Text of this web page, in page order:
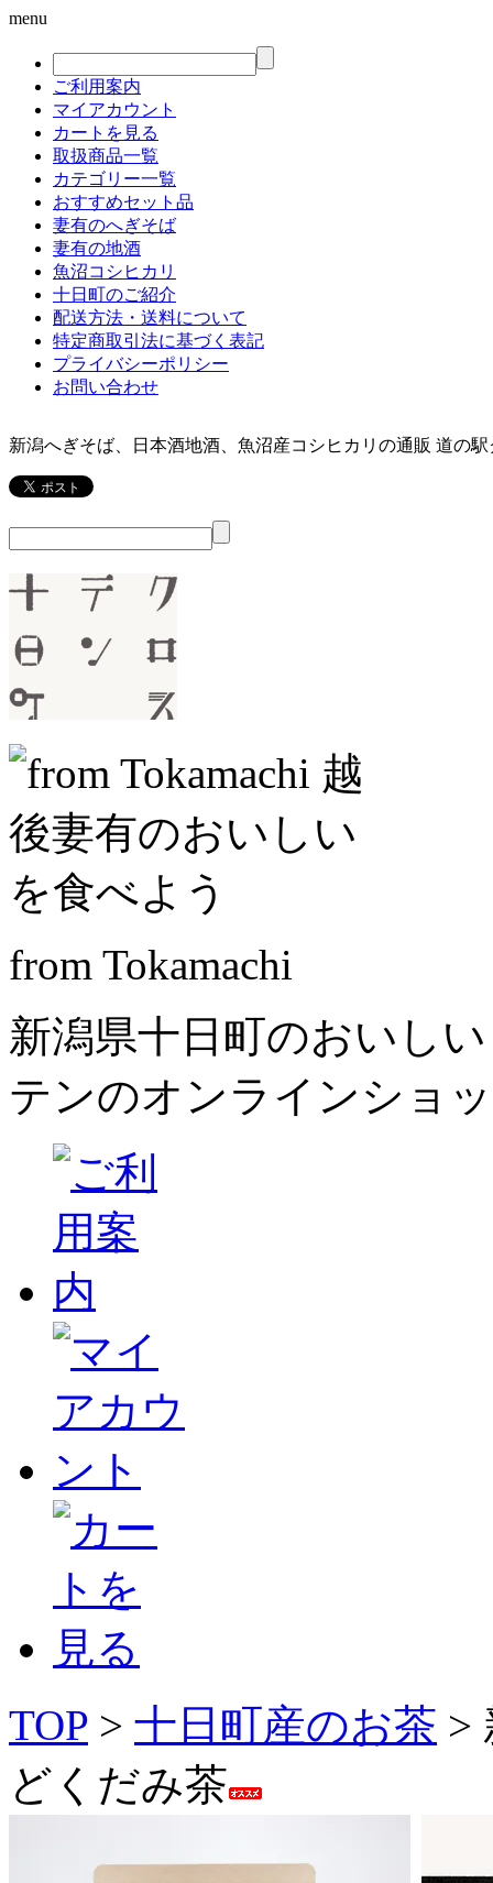
menu
ご利用案内
マイアカウント
カートを見る
取扱商品一覧
カテゴリー一覧
おすすめセット品
妻有のへぎそば
妻有の地酒
魚沼コシヒカリ
十日町のご紹介
配送方法・送料について
特定商取引法に基づく表記
プライバシーポリシー
お問い合わせ
新潟へぎそば、日本酒地酒、魚沼産コシヒカリの通販 道の
from Tokamachi
新潟県十日町のおいし
テンのオンラインショ
TOP > 十日町産のお茶 >
どくだみ茶